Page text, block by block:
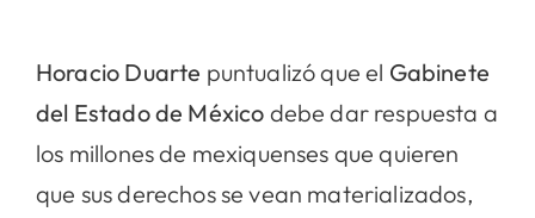
Horacio Duarte puntualizó que el Gabinete
del Estado de México debe dar respuesta a
los millones de mexiquenses que quieren
que sus derechos se vean materializados,